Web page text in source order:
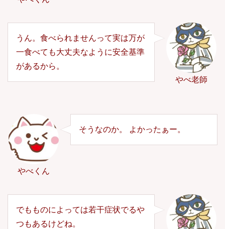
やべ老師
うん。食べられませんって実は万が
一食べても大丈夫なように安全基準
があるから。
やべくん
そうなのか。 よかったぁー。
でもものによっては若干症状でるや
つもあるけどね。